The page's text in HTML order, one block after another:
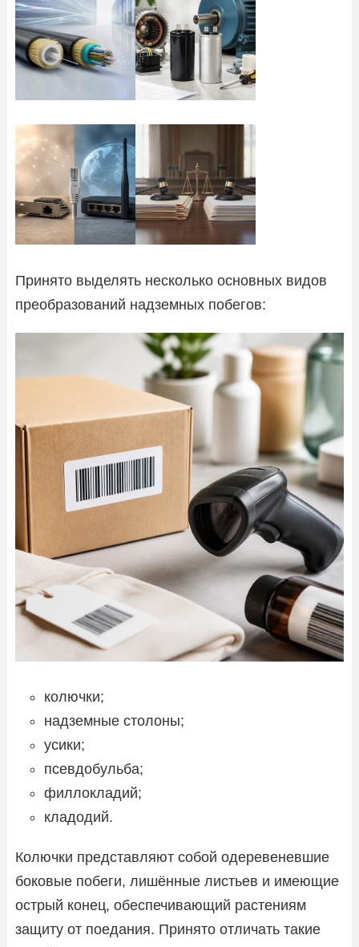
Принято выделять несколько основных видов
преобразований надземных побегов:
колючки;
надземные столоны;
усики;
псевдобульба;
филлокладий;
кладодий.
Колючки представляют собой одеревеневшие
боковые побеги, лишённые листьев и имеющие
острый конец, обеспечивающий растениям
защиту от поедания. Принято отличать такие